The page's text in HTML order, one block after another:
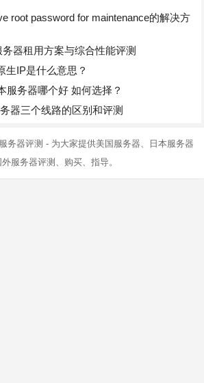
root password for maintenance的解决方
器租用方案与综合性能评测
生IP是什么意思？
服务器哪个好 如何选择？
器三个线路的区别和评测
务器评测 - 为大家提供美国服务器、日本服务器
服务器评测、购买、指导。